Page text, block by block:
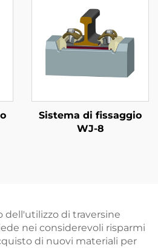
Sistema di fissaggio
WJ-8
dell'utilizzo di traversine
nei considerevoli risparmi
di nuovi materiali per